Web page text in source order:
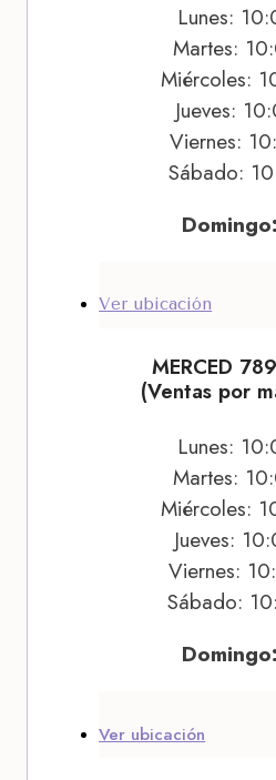
Lunes:
Martes:
Miércoles:
Jueves:
Viernes:
Sábado:
Ver ubicación
MERCED
(Ventas por
Lunes:
Martes:
Miércoles:
Jueves:
Viernes:
Sábado:
Ver ubicación